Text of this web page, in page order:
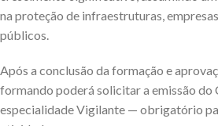
na proteção de infraestruturas,
públicos.
Após a conclusão da formação e
formando poderá solicitar a emissão
especialidade Vigilante — obrigatório